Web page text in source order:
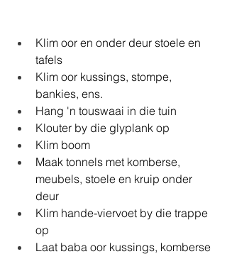
Klim oor en onder deur stoele en
tafels
Klim oor kussings, stompe,
bankies, ens.
Hang 'n touswaai in die tuin
Klouter by die glyplank op
Klim boom
Maak tonnels met komberse,
meubels, stoele en kruip onder
deur
Klim hande-viervoet by die trappe
op
Laat baba oor kussings, komberse